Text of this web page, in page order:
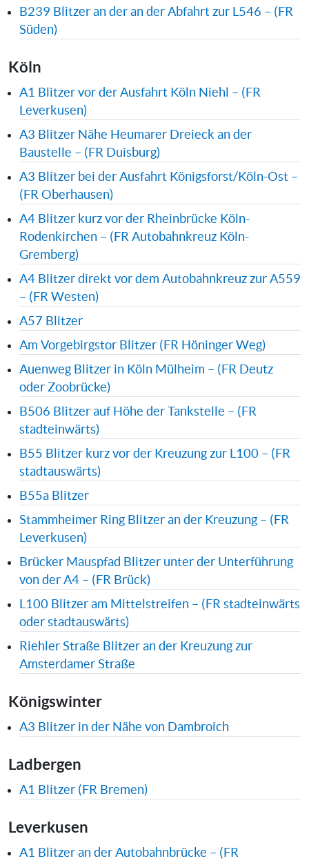
B239 Blitzer an der an der Abfahrt zur L546 – (FR
Süden)
Köln
A1 Blitzer vor der Ausfahrt Köln Niehl – (FR
Leverkusen)
A3 Blitzer Nähe Heumarer Dreieck an der
Baustelle – (FR Duisburg)
A3 Blitzer bei der Ausfahrt Königsforst/Köln-Ost –
(FR Oberhausen)
A4 Blitzer kurz vor der Rheinbrücke Köln-
Rodenkirchen – (FR Autobahnkreuz Köln-
Gremberg)
A4 Blitzer direkt vor dem Autobahnkreuz zur A559
– (FR Westen)
A57 Blitzer
Am Vorgebirgstor Blitzer (FR Höninger Weg)
Auenweg Blitzer in Köln Mülheim – (FR Deutz
oder Zoobrücke)
B506 Blitzer auf Höhe der Tankstelle – (FR
stadteinwärts)
B55 Blitzer kurz vor der Kreuzung zur L100 – (FR
stadtauswärts)
B55a Blitzer
Stammheimer Ring Blitzer an der Kreuzung – (FR
Leverkusen)
Brücker Mauspfad Blitzer unter der Unterführung
von der A4 – (FR Brück)
L100 Blitzer am Mittelstreifen – (FR stadteinwärts
oder stadtauswärts)
Riehler Straße Blitzer an der Kreuzung zur
Amsterdamer Straße
Königswinter
A3 Blitzer in der Nähe von Dambroich
Ladbergen
A1 Blitzer (FR Bremen)
Leverkusen
A1 Blitzer an der Autobahnbrücke – (FR